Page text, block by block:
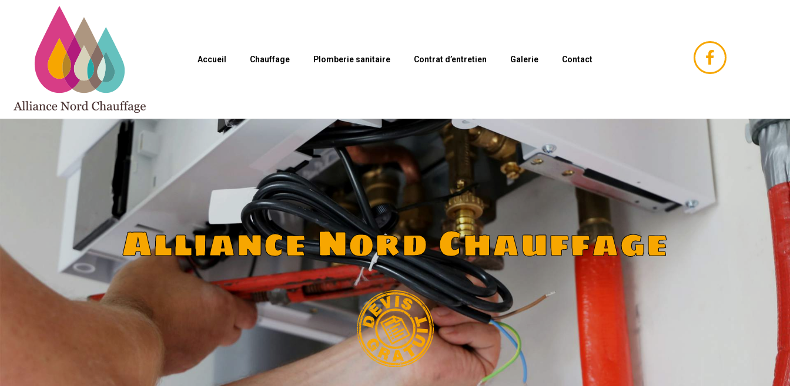
Accueil Chauffage Plomberie sanitaire Contrat d’entretien Galerie Contact
Alliance Nord Chauffage